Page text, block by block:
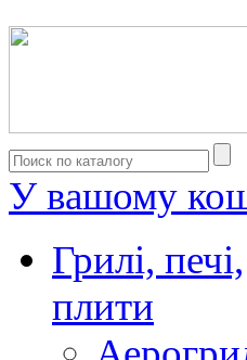
У вашому
Грилі, печі,
плити